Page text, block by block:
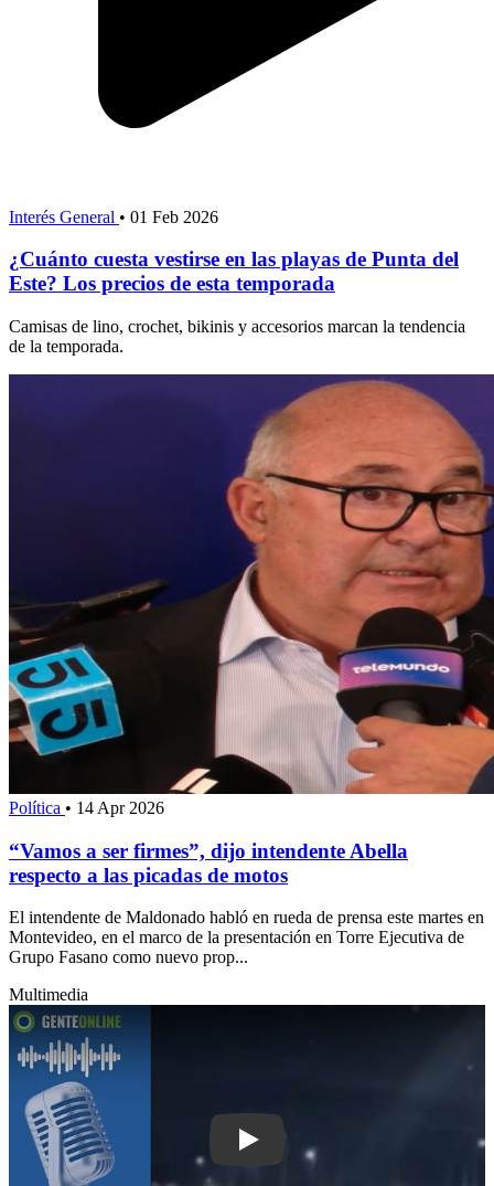
Interés General • 01 Feb 2026
¿Cuánto cuesta vestirse en las playas de Punta del
Este? Los precios de esta temporada
Camisas de lino, crochet, bikinis y accesorios marcan la tendencia
de la temporada.
Política • 14 Apr 2026
“Vamos a ser firmes”, dijo intendente Abella
respecto a las picadas de motos
El intendente de Maldonado habló en rueda de prensa este martes en
Montevideo, en el marco de la presentación en Torre Ejecutiva de
Grupo Fasano como nuevo prop...
Multimedia
Play: Ruta 39 será iluminada en su